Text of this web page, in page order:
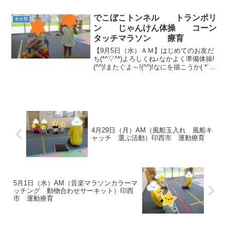
越えるよ～ かかしバランスとても上手
👏 サーキットコー...
未分類
でこぼこトンネル トランポリ
ン じゃんけん体操 コーン
タッチマラソン 療育
【9月5日（水）ＡＭ】はじめてのお友だ
ち(*^▽^*)よろしくね♪なかよく準備体操!
(^^)!またぐよ～!(^^)!なにを描こうか( *´艸
4月29日（月）AM（風船玉入れ 風船キ
ャッチ 選ぶ活動）印西市 運動療育
5月1日（水）AM（音楽マラソンカラーマ
ッチング 動物合わせサーキット）印西
市 運動療育